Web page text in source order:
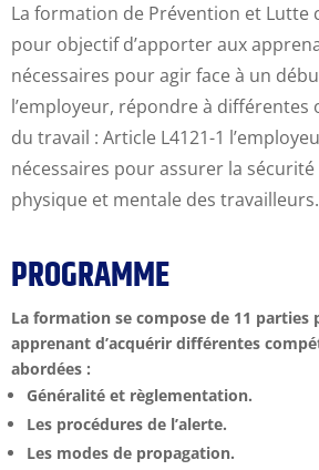
La formation de Prévention et Lutte
pour objectif d’apporter aux
nécessaires pour agir face à un
l’employeur, répondre à différentes
du travail : Article L4121-1
nécessaires pour assurer la
physique et mentale des travailleurs.
PROGRAMME
La formation se compose de 11 parties
apprenant d’acquérir différentes
abordées :
Généralité et règlementation.
Les procédures de l’alerte.
Les modes de propagation.